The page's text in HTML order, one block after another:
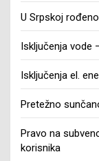
U Srpskoj
Isključenja vode
Isključenja el.
Pretežno
Pravo na
korisnika